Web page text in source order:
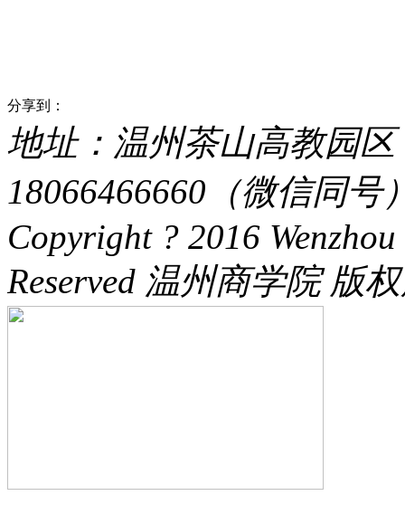
分享到：
地址：温州茶山高教园区
18066466660（微信同号
Copyright ? 2016
Reserved 温州商学院 版